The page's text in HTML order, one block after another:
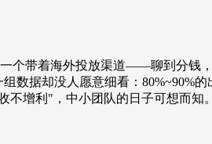
个带着海外投放渠道——聊到分钱
据却没人愿意细看：80%~90%
不增利"，中小团队的日子可想而知。